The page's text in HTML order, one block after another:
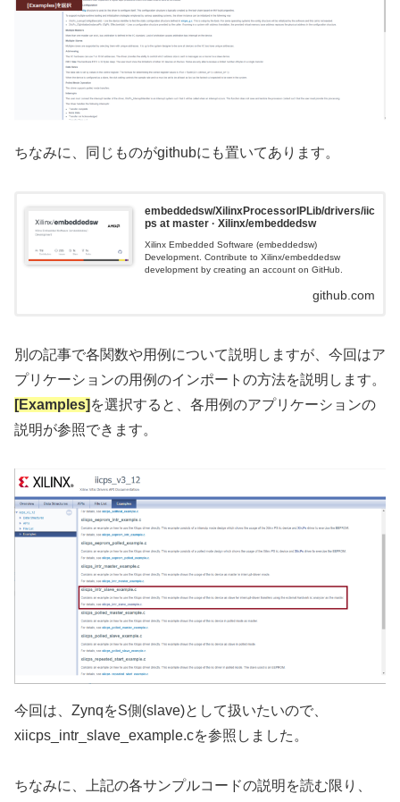
ちなみに、同じものがgithubにも置いてあります。
embeddedsw/XilinxProcessorIPLib/drivers/iic
ps at master · Xilinx/embeddedsw
Xilinx Embedded Software (embeddedsw)
Development. Contribute to Xilinx/embeddedsw
development by creating an account on GitHub.
github.com
別の記事で各関数や用例について説明しますが、今回はア
プリケーションの用例のインポートの方法を説明します。
[Examples] を選択すると、各用例のアプリケーションの
説明が参照できます。
今回は、ZynqをS側(slave)として扱いたいので、
xiicps_intr_slave_example.cを参照しました。
ちなみに、上記の各サンプルコードの説明を読む限り、